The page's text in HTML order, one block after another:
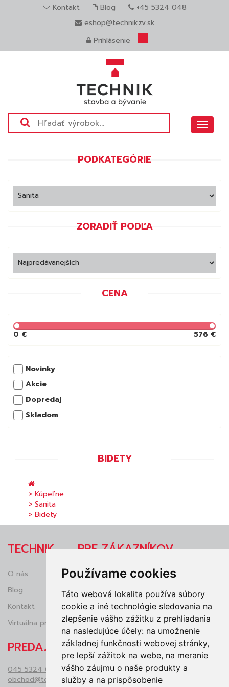
Používame cookies
Táto webová lokalita používa súbory
cookie a iné technológie sledovania na
zlepšenie vášho zážitku z prehliadania
na nasledujúce účely: na umožnenie
základnej funkčnosti webovej stránky,
pre lepší zážitok na webe, na meranie
vášho záujmu o naše produkty a
služby a na prispôsobenie
Kontakt Blog
+45 5324 048
eshop@technikzv.sk
Prihlásenie
Toggle
PODKATEGÓRIE
ZORADIŤ PODĽA
CENA
0 € 576 €
Novinky
Akcie
Dopredaj
Skladom
BIDETY
> Kúpeľne
> Sanita
> Bidety
TECHNIK
O nás
Blog
Kontakt
Virtuálna prehliadka
PRE ZÁKAZNÍKOV
Obchodné podmienky
Reklamácie
Ochrana osobných údajov (GDRP)
Vrátenie tovaru
PREDAJŇA
045 5324 050
obchod@technikzv.sk